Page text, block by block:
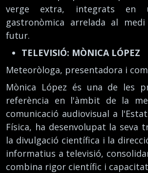
verge extra, integrats en
gastronòmica arrelada al
futur.
TELEVISIÓ: MÒNICA LÓPEZ
Meteoròloga, presentadora i
Mònica López és una de les
referència en l'àmbit de la
comunicació audiovisual a
Física, ha desenvolupat la seva
la divulgació científica i la
informatius a televisió,
combina rigor científic i